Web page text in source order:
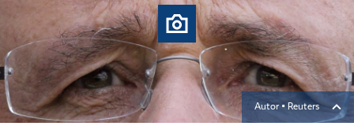
Autor ▪ Reuters